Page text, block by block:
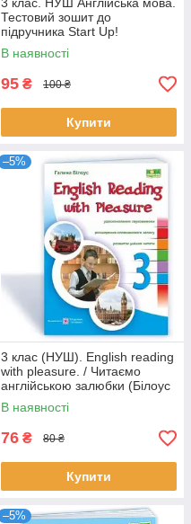
Тестовий зошит до
підручника Start Up!
(Павліченко О. М.), Ранок
В наявності
95 ₴ 100 ₴
Купити
–5%
3 клас (НУШ). English reading
with pleasure. / Читаємо
англійською залюбки (Білоус
Г.), Підручники і посібники
В наявності
76 ₴ 80 ₴
Купити
–5%